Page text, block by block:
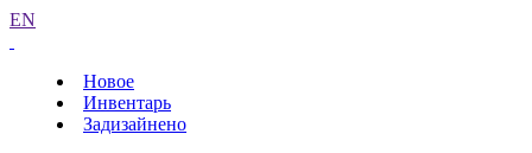
EN
Новое
Инвентарь
Задизайнено